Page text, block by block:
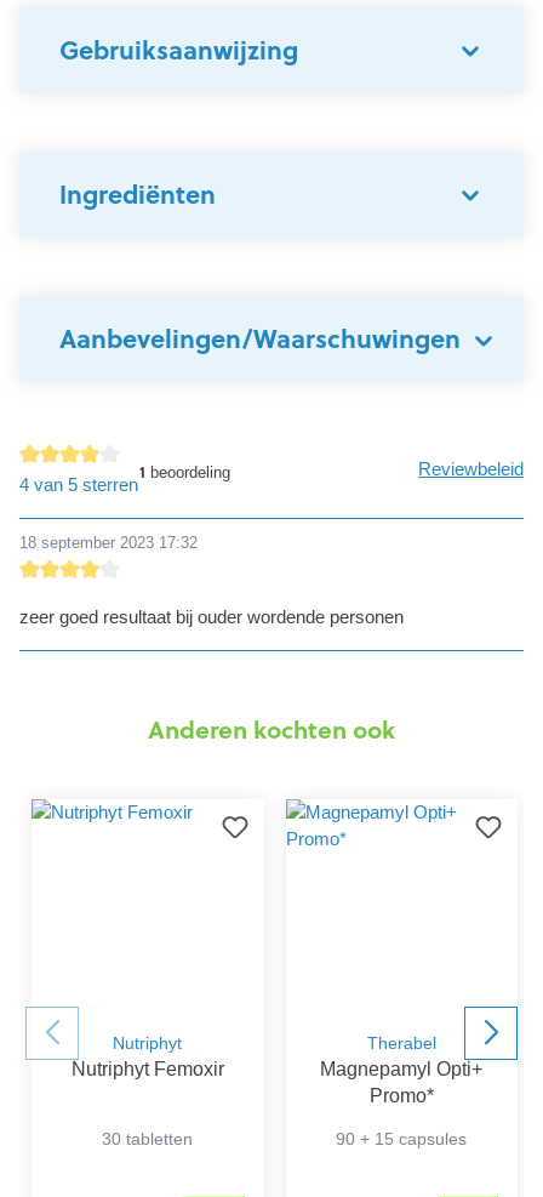
Gebruiksaanwijzing
Ingrediënten
Aanbevelingen/Waarschuwingen
detail.reviewAvgRatingAltText
4 van 5 sterren
1 beoordeling Reviewbeleid
18 september 2023 17:32
zeer goed resultaat bij ouder wordende personen
Anderen kochten ook
Nutriphyt
Nutriphyt Femoxir
30 tabletten
Therabel
Magnepamyl Opti+
Promo*
90 + 15 capsules